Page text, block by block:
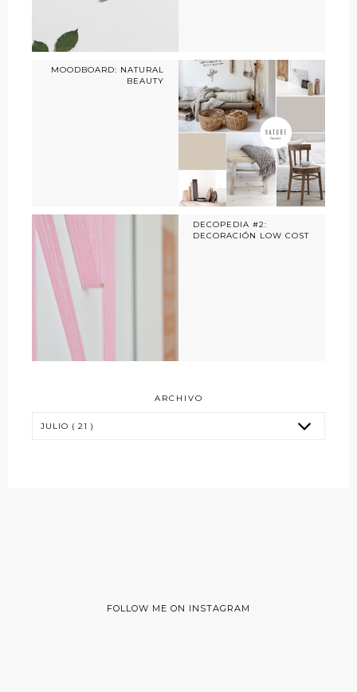
MOODBOARD: NATURAL
BEAUTY
DECOPEDIA #2:
DECORACIÓN LOW COST
ARCHIVO
FOLLOW ME ON INSTAGRAM